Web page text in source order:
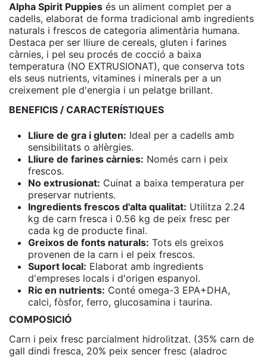
Alpha Spirit Puppies és un aliment complet per a
cadells, elaborat de forma tradicional amb ingredients
naturals i frescos de categoria alimentària humana.
Destaca per ser lliure de cereals, gluten i farines
càrnies, i pel seu procés de cocció a baixa
temperatura (NO EXTRUSIONAT), que conserva tots
els seus nutrients, vitamines i minerals per a un
creixement ple d'energia i un pelatge brillant.
BENEFICIS / CARACTERÍSTIQUES
Lliure de gra i gluten: Ideal per a cadells amb
sensibilitats o al·lèrgies.
Lliure de farines càrnies: Només carn i peix
frescos.
No extrusionat: Cuinat a baixa temperatura per
preservar nutrients.
Ingredients frescos d'alta qualitat: Utilitza 2.24
kg de carn fresca i 0.56 kg de peix fresc per
cada kg de producte final.
Greixos de fonts naturals: Tots els greixos
provenen de la carn i el peix frescos.
Suport local: Elaborat amb ingredients
d'empreses locals i d'origen espanyol.
Ric en nutrients: Conté omega-3 EPA+DHA,
calci, fòsfor, ferro, glucosamina i taurina.
COMPOSICIÓ
Carn i peix fresc parcialment hidrolitzat. (35% carn de
gall dindi fresca, 20% peix sencer fresc (aladroc